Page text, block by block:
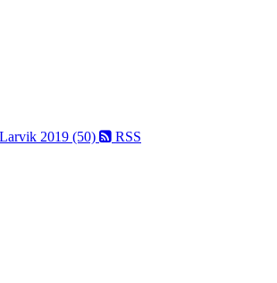
2019 (50) RSS